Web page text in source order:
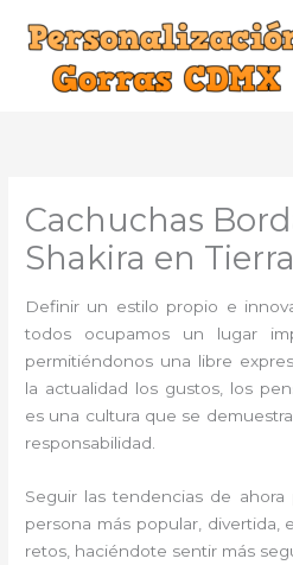
contenido
Cachuchas
Shakira en
Definir un estilo propio e
todos ocupamos un lugar
permitiéndonos una libre
la actualidad los gustos, los
es una cultura que se
responsabilidad.
Seguir las tendencias de
persona más popular, divertida,
retos, haciéndote sentir más